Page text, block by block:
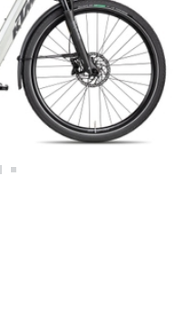
zu
gelangen.
Benutzer
von
können
Touch-
und